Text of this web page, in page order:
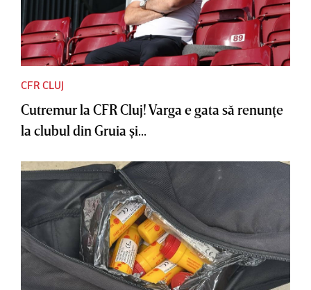
CFR CLUJ
Cutremur la CFR Cluj! Varga e gata să renunţe
la clubul din Gruia şi...